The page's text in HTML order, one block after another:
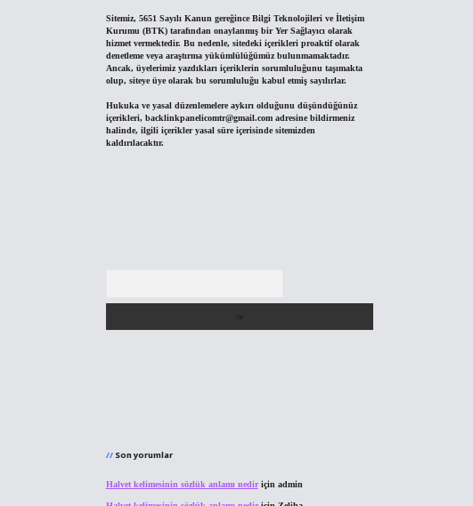
Sitemiz, 5651 Sayılı Kanun gereğince Bilgi Teknolojileri ve İletişim
Kurumu (BTK) tarafından onaylanmış bir Yer Sağlayıcı olarak
hizmet vermektedir. Bu nedenle, sitedeki içerikleri proaktif olarak
denetleme veya araştırma yükümlülüğümüz bulunmamaktadır.
Ancak, üyelerimiz yazdıkları içeriklerin sorumluluğunu taşımakta
olup, siteye üye olarak bu sorumluluğu kabul etmiş sayılırlar.
Hukuka ve yasal düzenlemelere aykırı olduğunu düşündüğünüz
içerikleri, backlinkpanelicomtr@gmail.comadresine bildirmeniz
halinde, ilgili içerikler yasal süre içerisinde sitemizden
kaldırılacaktır.
Son yorumlar
Halvet kelimesinin sözlük anlamı nediriçin admin